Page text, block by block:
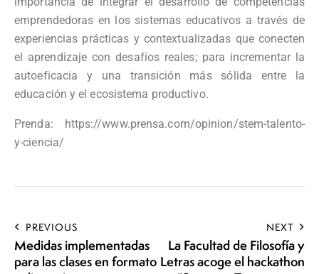
emprendedoras en los sistemas educativos a través de
experiencias prácticas y contextualizadas que conecten
el aprendizaje con desafíos reales; para incrementar la
autoeficacia y una transición más sólida entre la
educación y el ecosistema productivo.
Prenda: https://www.prensa.com/opinion/stem-talento-
y-ciencia/
PREVIOUS
Medidas implementadas
para las clases en formato
NEXT
La Facultad de Filosofía y
Letras acoge el hackathon